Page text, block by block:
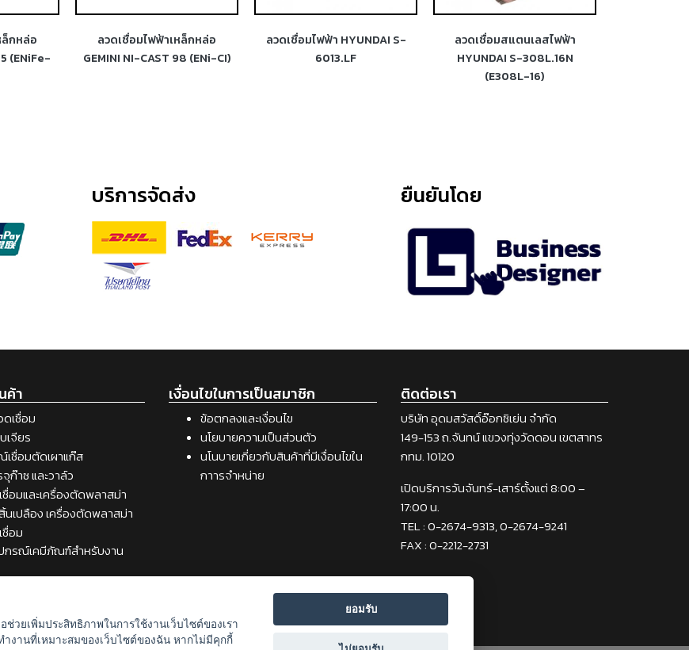
ล็กหล่อ
(ENiFe-
ลวดเชื่อมไฟฟ้าเหล็กหล่อ
GEMINI NI-CAST 98 (ENi-CI)
ลวดเชื่อมไฟฟ้า HYUNDAI S-
6013.LF
ลวดเชื่อมสแตนเลสไฟฟ้า
HYUNDAI S-308L.16N
(E308L-16)
บริการจัดส่ง ยืนยันโดย
ค้า
เชื่อม
เจียร
ชื่อมตัดเผาแก๊ส
ก๊าซ และวาล์ว
ชื่อมและเครื่องตัดพลาสม่า
นเปลือง เครื่องตัดพลาสม่า
ชื่อม
กรณ์เคมีภัณฑ์สำหรับงาน
อช่าง
เงื่อนไขในการเป็นสมาชิก
ข้อตกลงและเงื่อนไข
นโยบายความเป็นส่วนตัว
นโนบายเกี่ยวกับสินค้าที่มีเงื่อนไขใน
กาารจำหน่าย
ติดต่อเรา
บริษัท อุดมสวัสดิ์อ๊อกซิเย่น จำกัด
149-153 ถ.จันทน์ แขวงทุ่งวัดดอน เขตสาทร
กทม. 10120
เปิดบริการวันจันทร์-เสาร์ตั้งแต่ 8:00 –
17:00 น.
TEL : 0-2674-9313, 0-2674-9241
FAX : 0-2212-2731
ช่วยเพิ่มประสิทธิภาพในการใช้งานเว็บไซต์ของเรา
ำงานที่เหมาะสมของเว็บไซต์ของฉัน หากไม่มีคุกกี้
ยอมรับ